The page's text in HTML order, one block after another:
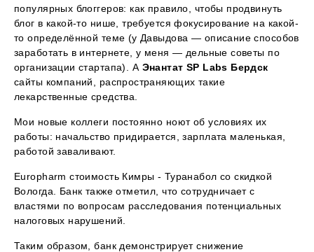
популярных блоггеров: как правило, чтобы продвинуть
блог в какой-то нише, требуется фокусирование на какой-
то определённой теме (у Давыдова — описание способов
заработать в интернете, у меня — дельные советы по
организации стартапа). А Энантат SP Labs Бердск
сайты компаний, распространяющих такие
лекарственные средства.
Мои новые коллеги постоянно ноют об условиях их
работы: начальство придирается, зарплата маленькая,
работой заваливают.
Europharm стоимость Кимры - Туранабол со скидкой
Вологда. Банк также отметил, что сотрудничает с
властями по вопросам расследования потенциальных
налоговых нарушений.
Таким образом, банк демонстрирует снижение